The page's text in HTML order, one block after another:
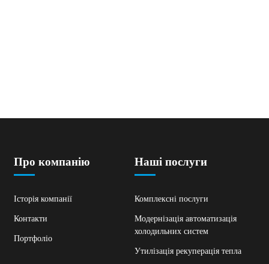
Про компанію
Історія компанії
Контакти
Портфоліо
Наші послуги
Комплексні послуги
Модернізація автоматизація
холодильних систем
Утилізація рекуперація тепла